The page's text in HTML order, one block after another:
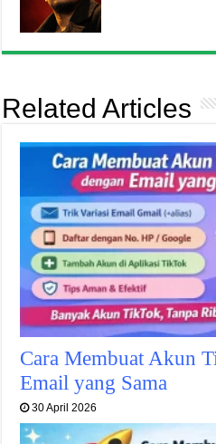
Related Articles
Cara Membuat Akun
Email yang Sama
30 April 2026